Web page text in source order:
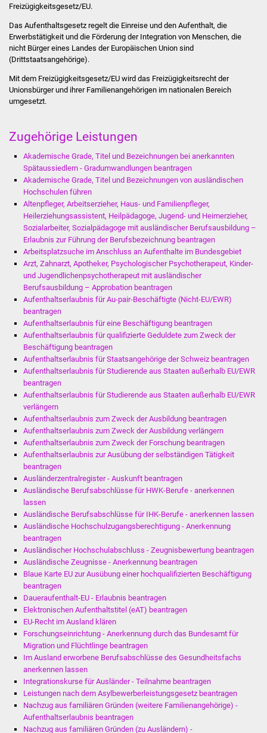
Stellenangebote
Veröffentlichungen
FNP / Bebauungspläne
Wahlen
Stadtinfo
Jubiläumsjahr 2021
Partnerstädte
Projekte
Schulentwicklung Bizet
Sanierung Bizethalle
Presse
Bürger & Service
Was erledige ich wo
Dienstleistungen
Formulare
Bürgerinfos
Schulen
Kindergärten
Kolping-Musikschule
Freizügigkeitsgesetz/EU.
Das Aufenthaltsgesetz regelt die Einreise und den Aufenthalt, die
Erwerbstätigkeit und die Förderung der Integration von Menschen, die
nicht Bürger eines Landes der Europäischen Union sind
(Drittstaatsangehörige).
Mit dem Freizügigkeitsgesetz/EU wird das Freizügigkeitsrecht der
Unionsbürger und ihrer Familienangehörigen im nationalen Bereich
umgesetzt.
Zugehörige Leistungen
Akademische Grade, Titel und Bezeichnungen bei anerkannten
Spätaussiedlern - Gradumwandlungen beantragen
Akademische Grade, Titel und Bezeichnungen von ausländischen
Hochschulen führen
Altenpfleger, Arbeitserzieher, Haus- und Familienpfleger,
Heilerziehungsassistent, Heilpädagoge, Jugend- und Heimerzieher,
Sozialarbeiter, Sozialpädagoge mit ausländischer Berufsausbildung –
Erlaubnis zur Führung der Berufsbezeichnung beantragen
Arbeitsplatzsuche im Anschluss an Aufenthalte im Bundesgebiet
Arzt, Zahnarzt, Apotheker, Psychologischer Psychotherapeut, Kinder-
und Jugendlichenpsychotherapeut mit ausländischer
Berufsausbildung – Approbation beantragen
Aufenthaltserlaubnis für Au-pair-Beschäftigte (Nicht-EU/EWR)
beantragen
Aufenthaltserlaubnis für eine Beschäftigung beantragen
Aufenthaltserlaubnis für qualifizierte Geduldete zum Zweck der
Beschäftigung beantragen
Aufenthaltserlaubnis für Staatsangehörige der Schweiz beantragen
Aufenthaltserlaubnis für Studierende aus Staaten außerhalb EU/EWR
beantragen
Aufenthaltserlaubnis für Studierende aus Staaten außerhalb EU/EWR
verlängern
Aufenthaltserlaubnis zum Zweck der Ausbildung beantragen
Aufenthaltserlaubnis zum Zweck der Ausbildung verlängern
Aufenthaltserlaubnis zum Zweck der Forschung beantragen
Aufenthaltserlaubnis zur Ausübung der selbständigen Tätigkeit
beantragen
Ausländerzentralregister - Auskunft beantragen
Ausländische Berufsabschlüsse für HWK-Berufe - anerkennen
lassen
Ausländische Berufsabschlüsse für IHK-Berufe - anerkennen lassen
Ausländische Hochschulzugangsberechtigung - Anerkennung
beantragen
Ausländischer Hochschulabschluss - Zeugnisbewertung beantragen
Ausländische Zeugnisse - Anerkennung beantragen
Blaue Karte EU zur Ausübung einer hochqualifizierten Beschäftigung
beantragen
Daueraufenthalt-EU - Erlaubnis beantragen
Elektronischen Aufenthaltstitel (eAT) beantragen
EU-Recht im Ausland klären
Forschungseinrichtung - Anerkennung durch das Bundesamt für
Migration und Flüchtlinge beantragen
Im Ausland erworbene Berufsabschlüsse des Gesundheitsfachs
anerkennen lassen
Integrationskurse für Ausländer - Teilnahme beantragen
Leistungen nach dem Asylbewerberleistungsgesetz beantragen
Nachzug aus familiären Gründen (weitere Familienangehörige) -
Aufenthaltserlaubnis beantragen
Nachzug aus familiären Gründen (zu Ausländern) -